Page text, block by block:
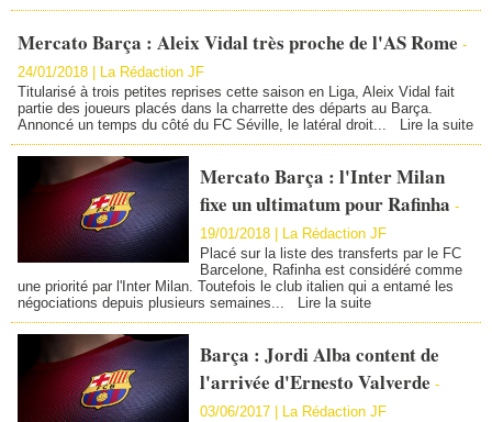
Mercato Barça : Aleix Vidal très proche de l'AS Rome -
24/01/2018 | La Rédaction JF
Titularisé à trois petites reprises cette saison en Liga, Aleix Vidal fait
partie des joueurs placés dans la charrette des départs au Barça.
Annoncé un temps du côté du FC Séville, le latéral droit...
Lire la suite
Mercato Barça : l'Inter Milan
fixe un ultimatum pour Rafinha -
19/01/2018 | La Rédaction JF
Placé sur la liste des transferts par le FC
Barcelone, Rafinha est considéré comme
une priorité par l'Inter Milan. Toutefois le club italien qui a entamé les
négociations depuis plusieurs semaines...
Lire la suite
Barça : Jordi Alba content de
l'arrivée d'Ernesto Valverde -
03/06/2017 | La Rédaction JF